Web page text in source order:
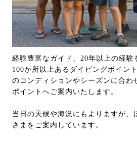
経験豊富なガイド、20年以上の経験
100か所以上あるダイビングポイン
のコンディションやシーズンに合わ
ポイントへご案内いたします。
当日の天候や海況にもよりますが、
さまをご案内しています。